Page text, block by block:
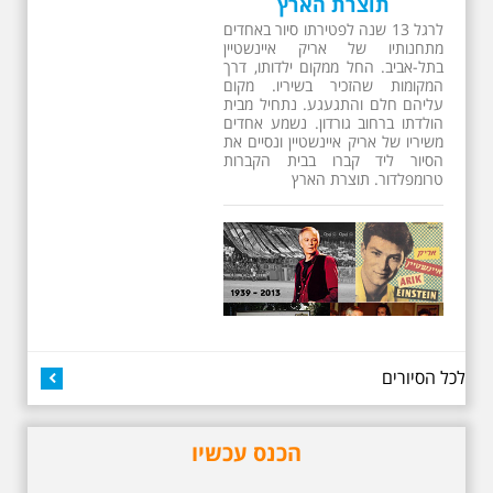
סיור מיוחד בעקבות חייו
ושיריו - עטור מצחך זהב
שחור תחנות תל אביביות
מחייו של אריק איינשטיין -
מתאים גם למשפחות -
תוצרת הארץ
13 שנים לפטירתו של זמר ענק. סיור
באחדים מתחנותיו של אריק איינשטיין
בתל-אביב. החל ממקום ילדותו, דרך
המקומות שהזכיר בשיריו. מקום
הולדתו ברחוב גורדון. נשמע אחדים
משיריו של אריק איינשטיין ונסיים את
הסיור ליד קברו בבית הקברות
טרומפלדור. תוצרת הארץ
לכל הסיורים
הכנס עכשיו